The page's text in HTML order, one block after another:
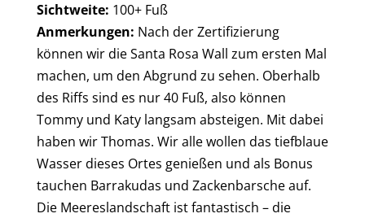
Sichtweite: 100+ Fuß
Anmerkungen: Nach der Zertifizierung
können wir die Santa Rosa Wall zum ersten Mal
machen, um den Abgrund zu sehen. Oberhalb
des Riffs sind es nur 40 Fuß, also können
Tommy und Katy langsam absteigen. Mit dabei
haben wir Thomas. Wir alle wollen das tiefblaue
Wasser dieses Ortes genießen und als Bonus
tauchen Barrakudas und Zackenbarsche auf.
Die Meereslandschaft ist fantastisch – die